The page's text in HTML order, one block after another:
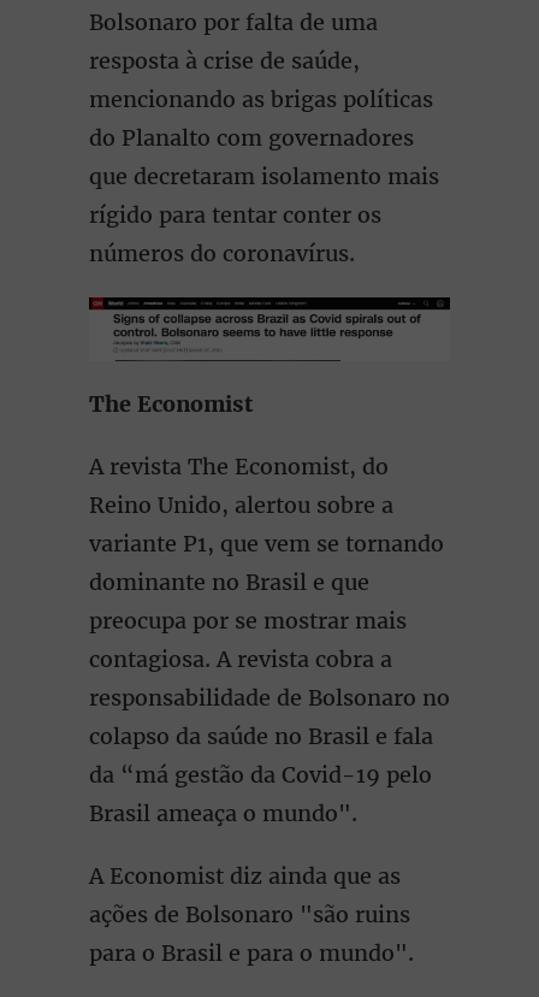
Bolsonaro por falta de uma
resposta à crise de saúde,
mencionando as brigas políticas
do Planalto com governadores
que decretaram isolamento mais
rígido para tentar conter os
números do coronavírus.
The Economist
A revista The Economist, do
Reino Unido, alertou sobre a
variante P1, que vem se tornando
dominante no Brasil e que
preocupa por se mostrar mais
contagiosa. A revista cobra a
responsabilidade de Bolsonaro no
colapso da saúde no Brasil e fala
da “má gestão da Covid-19 pelo
Brasil ameaça o mundo".
A Economist diz ainda que as
ações de Bolsonaro "são ruins
para o Brasil e para o mundo".